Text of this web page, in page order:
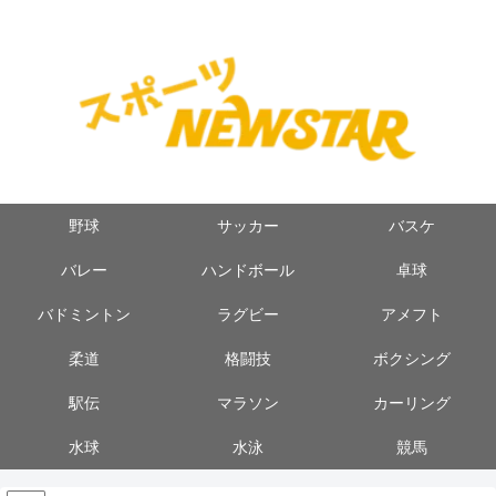
野球 サッカー バスケ
バレー ハンドボール 卓球
バドミントン ラグビー アメフト
柔道 格闘技 ボクシング
駅伝 マラソン カーリング
水球 水泳 競馬